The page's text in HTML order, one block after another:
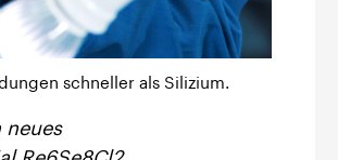
schneller als Silizium.